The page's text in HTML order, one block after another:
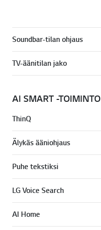
Soundbar-tilan ohjaus
TV-äänitilan jako
AI SMART -TOIMINTO
ThinQ
Älykäs ääniohjaus
Puhe tekstiksi
LG Voice Search
AI Home